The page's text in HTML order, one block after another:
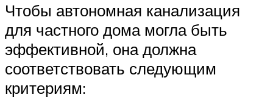
Чтобы автономная канализация
для частного дома могла быть
эффективной, она должна
соответствовать следующим
критериям: